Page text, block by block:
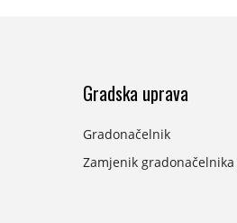
Gradska uprava
Gradonačelnik
Zamjenik gradonačelnika